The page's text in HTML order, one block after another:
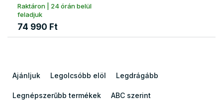
Raktáron | 24 órán belül
feladjuk
74 990 Ft
e
m
Ajánljuk Legolcsóbb elöl Legdrágább
Legnépszerűbb termékek ABC szerint